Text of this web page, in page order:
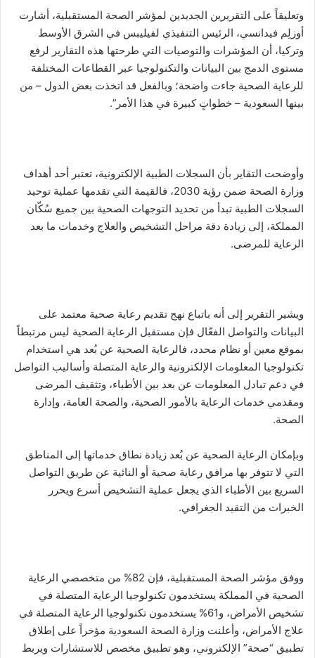
وتعليقاً على التقريرين الجديدين لمؤشر الصحة المستقبلية، أشارت
أوزلِم فيدانسي، الرئيس التنفيذي لفيليبس في الشرق الأوسط
وتركيا، أن المؤشرات والتوصيات التي طرحتها هذه التقارير لرفع
مستوى الدمج بين البيانات والتكنولوجيا عبر القطاعات المختلفة
للرعاية الصحية جاءت واضحة؛ وبالفعل قد اتخذت بعض الدول – من
بينها السعودية – خطواتٍ كبيرة في هذا الأمر”.
وأوضحت التقاير بأن السجلات الطبية الإلكترونية، تعتبر أحد أهداف
وزارة الصحة ضمن رؤية 2030، فالقيمة التي تقدمها عملية توحيد
السجلات الطبية تبدأ من تحديد التوجهات الصحية بين جميع سُكّان
المملكة، إلى زيادة دقة مراحل التشخيص والعلاج وخدمات ما بعد
الرعاية للمرضى.
ويشير التقرير إلى أنه باتباع نهج تقديم رعاية صحية معتمد على
البيانات والتواصل الفعّال فإن مستقبل الرعاية الصحية ليس مرتبطاً
بموقع معين أو نظام محدد، فالرعاية الصحية عن بُعد هي استخدام
تكنولوجيا المعلومات الإلكترونية والرعاية المتصلة وأساليب التواصل
في دعم تبادل المعلومات عن بعد بين الأطباء، وتثقيف المرضى
ومقدمي خدمات الرعاية بالأمور الصحية، والصحة العامة، وإدارة
الصحة.
وبإمكان الرعاية الصحية عن بُعد زيادة نطاق خدماتها إلى المناطق
التي لا تتوفر بها مرافق رعاية صحية أو النائية عن طريق التواصل
السريع بين الأطباء الذي يجعل عملية التشخيص أسرع ويحرر
الخبرات من التقيد الجغرافي.
ووفق مؤشر الصحة المستقبلية، فإن 82% من متخصصي الرعاية
الصحية في المملكة يستخدمون تكنولوجيا الرعاية المتصلة في
تشخيص الأمراض، و61% يستخدمون تكنولوجيا الرعاية المتصلة في
علاج الأمراض، وأعلنت وزارة الصحة السعودية مؤخراً على إطلاق
تطبيق “صحة” الإلكتروني، وهو تطبيق مخصص للاستشارات ويربط